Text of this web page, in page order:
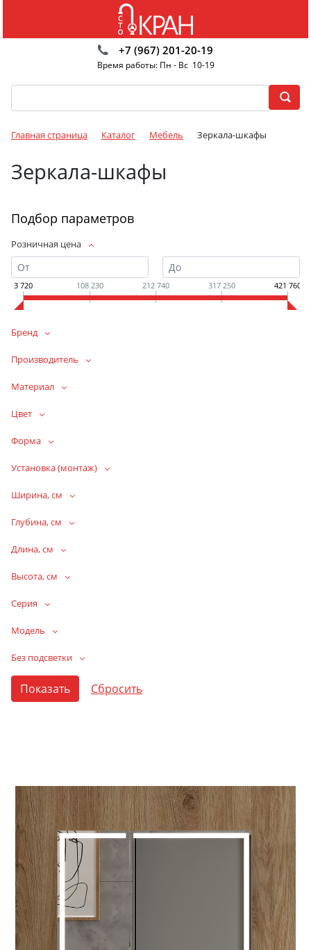
+7 (967) 201-20-19
Время работы: Пн - Вс 10-19
Главная страница Каталог Мебель Зеркала-шкафы
Зеркала-шкафы
Подбор параметров
Розничная цена
3 720 108 230 212 740 317 250 421 760
Бренд
Производитель
Материал
Цвет
Форма
Установка (монтаж)
Ширина, см
Глубина, см
Длина, см
Высота, см
Серия
Модель
Без подсветки